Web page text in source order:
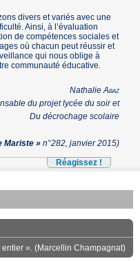
divers et variés avec une
Ainsi, à l’évaluation
de compétences sociales et
où chacun peut réussir et
qui nous oblige à
communauté éducative.
NathalieAbaz
du projet lycée du soir et
Du décrochage scolaire
Mariste »n°282, janvier 2015)
Réagissez !
». (Marcellin Champagnat)